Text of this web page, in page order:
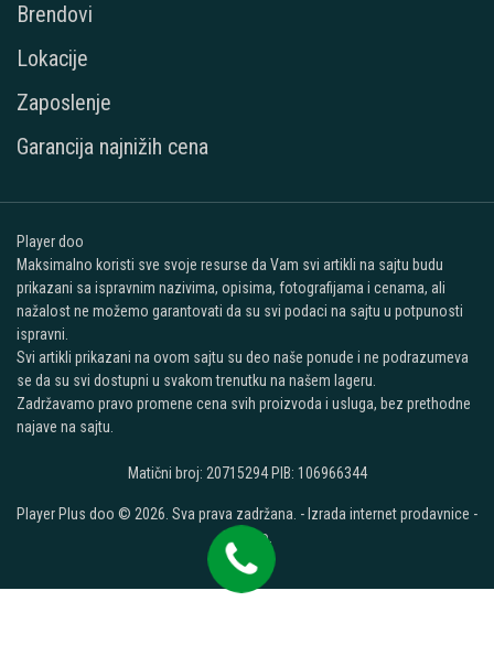
Brendovi
Lokacije
Zaposlenje
Garancija najnižih cena
Player doo
Maksimalno koristi sve svoje resurse da Vam svi artikli na sajtu budu
prikazani sa ispravnim nazivima, opisima, fotografijama i cenama, ali
nažalost ne možemo garantovati da su svi podaci na sajtu u potpunosti
ispravni.
Svi artikli prikazani na ovom sajtu su deo naše ponude i ne podrazumeva
se da su svi dostupni u svakom trenutku na našem lageru.
Zadržavamo pravo promene cena svih proizvoda i usluga, bez prethodne
najave na sajtu.
Matični broj: 20715294 PIB: 106966344
Player Plus doo © 2026. Sva prava zadržana. - Izrada internet prodavnice -
Selltico.